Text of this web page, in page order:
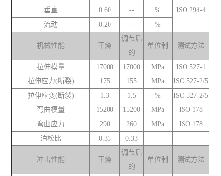
ISO 294-4
垂直 0.60 --
%
流动
0.20 -- %
机械性能 干燥
调节后
的
单位制 测试方法
拉伸模量 17000 17000 MPa
ISO 527-1
拉伸应力(断裂)
175 155 MPa
ISO 527-2/5
拉伸应变(断裂)
1.3 1.5 %
ISO 527-2/5
弯曲模量
15200 15200 MPa
ISO 178
弯曲应力
290 260 MPa
ISO 178
泊松比
0.33 0.33
冲击性能 干燥
调节后
的
单位制 测试方法